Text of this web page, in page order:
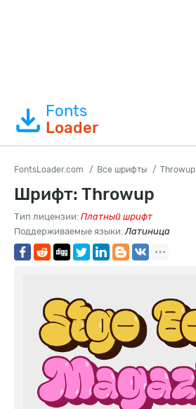
Fonts
Loader
FontsLoader.com Все шрифты Throwup
Шрифт: Throwup
Тип лицензии: Платный шрифт
Поддерживаемые языки:Латиница